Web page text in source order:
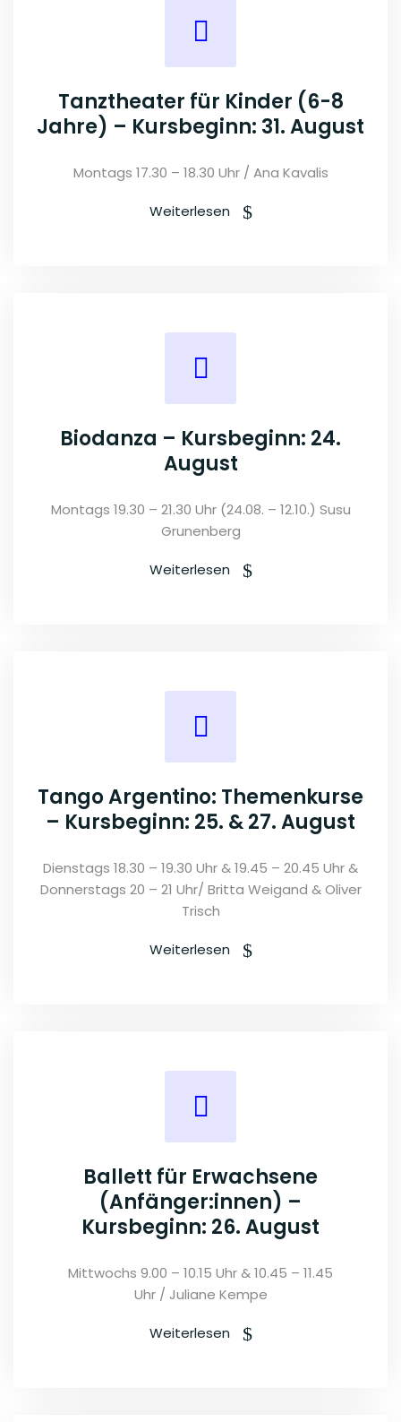
Tanztheater für Kinder (6-8
Jahre) – Kursbeginn: 31. August
Montags 17.30 – 18.30 Uhr / Ana Kavalis
Weiterlesen
Biodanza – Kursbeginn: 24.
August
Montags 19.30 – 21.30 Uhr (24.08. – 12.10.) Susu
Grunenberg
Weiterlesen
Tango Argentino: Themenkurse
– Kursbeginn: 25. & 27. August
Dienstags 18.30 – 19.30 Uhr & 19.45 – 20.45 Uhr &
Donnerstags 20 – 21 Uhr/ Britta Weigand & Oliver
Trisch
Weiterlesen
Ballett für Erwachsene
(Anfänger:innen) –
Kursbeginn: 26. August
Mittwochs 9.00 – 10.15 Uhr & 10.45 – 11.45
Uhr / Juliane Kempe
Weiterlesen